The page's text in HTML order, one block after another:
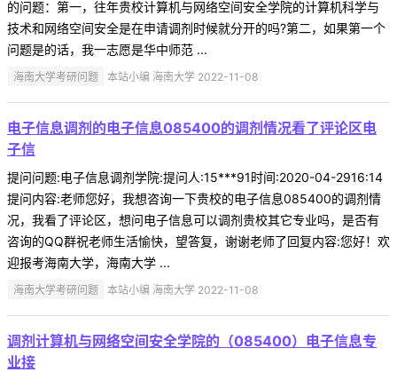
的问题：第一，往年贵校计算机与网络空间安全学院的计算机科学与
技术和网络空间安全是在申请调剂时候就分开的吗?第二，如果第一个
问题是的话，我一志愿是华中师范 ...
海南大学考研问题 本站小编 海南大学 2022-11-08
电子信息调剂的电子信息085400的调剂情况看了评论区电
子信
提问问题:电子信息调剂学院:提问人:15***91时间:2020-04-2916:14
提问内容:老师您好，我想咨询一下贵校的电子信息085400的调剂情
况，我看了评论区，想问电子信息可以调剂贵校其它专业吗，是否有
咨询的QQ群祝老师生活愉快，望答复，谢谢老师了回复内容:您好！欢
迎报考海南大学，海南大学 ...
海南大学考研问题 本站小编 海南大学 2022-11-08
调剂计算机与网络空间安全学院的（085400）电子信息专
业接